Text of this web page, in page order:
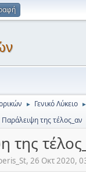
► Γενικό Λύκειο ►
Παράλειψη της τέλος_αν
της
26 Οκτ 2020,